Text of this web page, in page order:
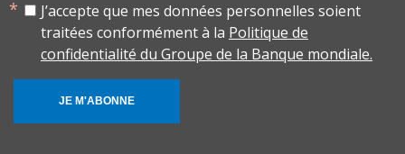
J’accepte que mes données personnelles soient
traitées conformément à la Politique de
confidentialité du Groupe de la Banque mondiale.
JE M'ABONNE